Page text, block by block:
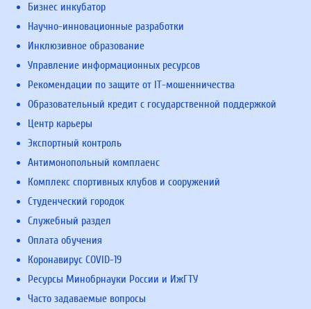
Бизнес инкубатор
Научно-инновационные разработки
Инклюзивное образование
Управление информационных ресурсов
Рекомендации по защите от IT-мошенничества
Образовательный кредит с государственной поддержкой
Центр карьеры
Экспортный контроль
Антимонопольный комплаенс
Комплекс спортивных клубов и сооружений
Студенческий городок
Служебный раздел
Оплата обучения
Коронавирус COVID-19
Ресурсы Минобрнауки России и ИжГТУ
Часто задаваемые вопросы